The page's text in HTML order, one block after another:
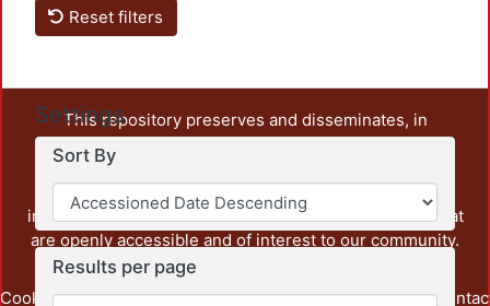
Reset filters
Settings
Sort By
Results per page
This repository preserves and disseminates, in
unrestricted open access, the teaching and research
output of UAM Azcapotzalco. It also includes some
administrative and graphic documents from the
institution, as well as content from other institutions that
are openly accessible and of interest to our community.
Cookie Privacy End User Send